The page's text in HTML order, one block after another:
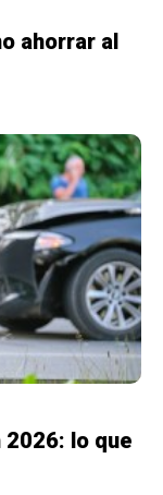
ahorrar al
lo que